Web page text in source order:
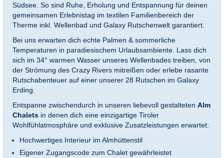
Südsee. So sind Ruhe, Erholung und Entspannung für deinen
gemeinsamen Erlebnistag im textilen Familienbereich der
Therme inkl. Wellenbad und Galaxy Rutschenwelt garantiert.
Bei uns erwarten dich echte Palmen & sommerliche
Temperaturen in paradiesischem Urlaubsambiente. Lass dich
sich im 34° warmen Wasser unseres Wellenbades treiben, von
der Strömung des Crazy Rivers mitreißen oder erlebe rasante
Rutschabenteuer auf einer unserer 28 Rutschen im Galaxy
Erding.
Entspanne zwischendurch in unseren liebevoll gestalteten Alm
Chalets in denen dich eine einzigartige Tiroler
Wohlfühlatmosphäre und exklusive Zusatzleistungen erwartet:
Hochwertiges Interieur im Almhüttenstil
Eigener Zugangscode zum Chalet gewährleistet